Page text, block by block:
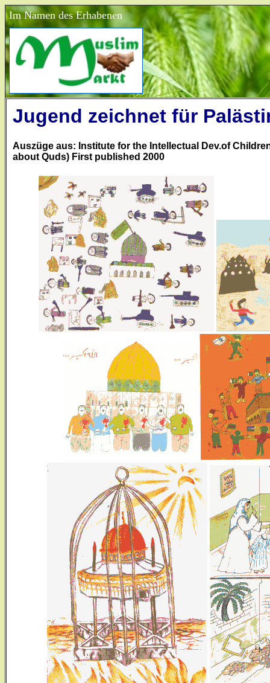
Im Namen des Erhabenen
Jugend zeichnet für
Auszüge aus: Institute for the Intellectual Dev.of
about Quds) First published 2000